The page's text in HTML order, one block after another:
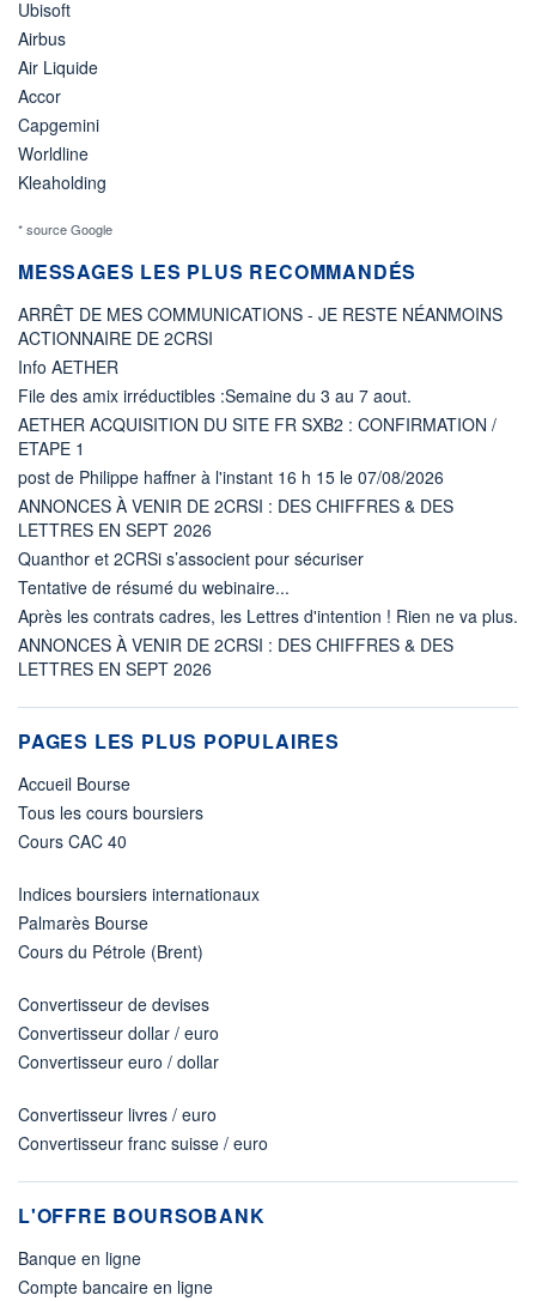
Ubisoft
Airbus
Air Liquide
Accor
Capgemini
Worldline
Kleaholding
* source Google
MESSAGES LES PLUS RECOMMANDÉS
ARRÊT DE MES COMMUNICATIONS - JE RESTE NÉANMOINS
ACTIONNAIRE DE 2CRSI
Info AETHER
File des amix irréductibles :Semaine du 3 au 7 aout.
AETHER ACQUISITION DU SITE FR SXB2 : CONFIRMATION /
ETAPE 1
post de Philippe haffner à l'instant 16 h 15 le 07/08/2026
ANNONCES À VENIR DE 2CRSI : DES CHIFFRES & DES
LETTRES EN SEPT 2026
Quanthor et 2CRSi s’associent pour sécuriser
Tentative de résumé du webinaire...
Après les contrats cadres, les Lettres d'intention ! Rien ne va plus.
ANNONCES À VENIR DE 2CRSI : DES CHIFFRES & DES
LETTRES EN SEPT 2026
PAGES LES PLUS POPULAIRES
Accueil Bourse
Tous les cours boursiers
Cours CAC 40
Indices boursiers internationaux
Palmarès Bourse
Cours du Pétrole (Brent)
Convertisseur de devises
Convertisseur dollar / euro
Convertisseur euro / dollar
Convertisseur livres / euro
Convertisseur franc suisse / euro
L'OFFRE BOURSOBANK
Banque en ligne
Compte bancaire en ligne